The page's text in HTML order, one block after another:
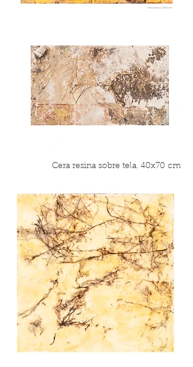
Cera resina. 10x15 cm
Cera resina sobre tela. 40x70 cm